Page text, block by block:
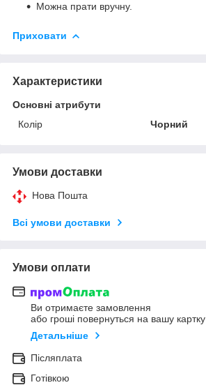
Можна прати вручну.
Приховати
Характеристики
Основні атрибути
Колір
Чорний
Умови доставки
Нова Пошта
Всі умови доставки
Умови оплати
Ви отримаєте замовлення
або гроші повернуться на вашу картку
Детальніше
Післяплата
Готівкою